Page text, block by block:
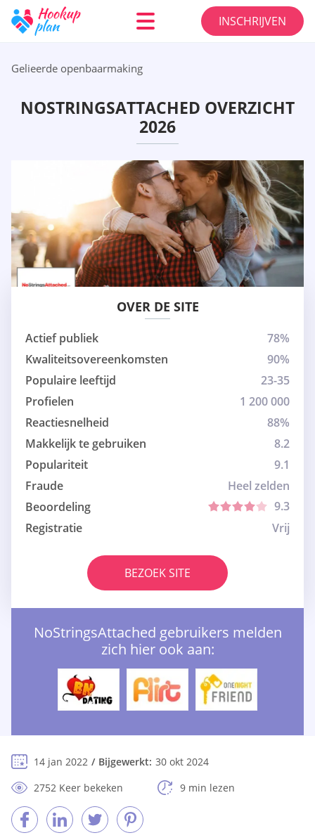
INSCHRIJVEN
Gelieerde openbaarmaking
NOSTRINGSATTACHED OVERZICHT
2026
OVER DE SITE
Actief publiek
78%
Kwaliteitsovereenkomsten
90%
Populaire leeftijd
23-35
Profielen
1 200 000
Reactiesnelheid
88%
Makkelijk te gebruiken
8.2
Populariteit
9.1
Fraude
Heel zelden
Beoordeling
9.3
Registratie
Vrij
BEZOEK SITE
NoStringsAttached gebruikers melden
zich hier ook aan:
14 jan 2022 Bijgewerkt: 30 okt 2024
2752 Keer bekeken
9 min lezen